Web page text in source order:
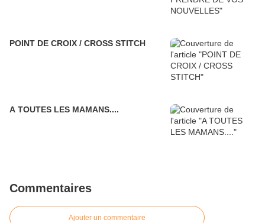
POINT DE CROIX / CROSS STITCH
A TOUTES LES MAMANS....
Commentaires
Ajouter un commentaire